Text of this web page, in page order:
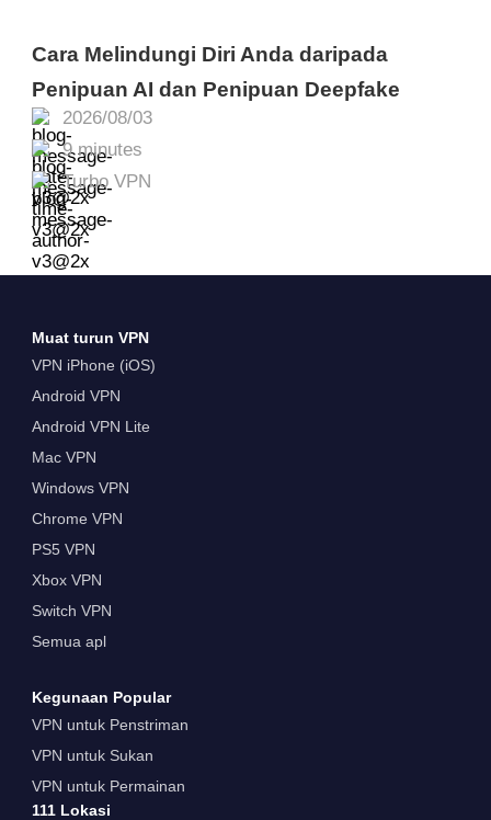
2026/08/03
9 minutes
Turbo VPN
Cara Melindungi Diri Anda daripada
Penipuan AI dan Penipuan Deepfake
Muat turun VPN
VPN iPhone (iOS)
Android VPN
Android VPN Lite
Mac VPN
Windows VPN
Chrome VPN
PS5 VPN
Xbox VPN
Switch VPN
Semua apl
Kegunaan Popular
VPN untuk Penstriman
VPN untuk Sukan
VPN untuk Permainan
111 Lokasi